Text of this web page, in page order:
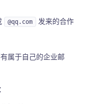
@qq.com
发来的合作
属于自己的企业邮